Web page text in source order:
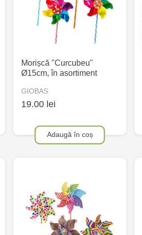
Morișcă "Curcubeu"
Ø15cm, în asortiment
GIOBAS
19.00 lei
Adaugă în coș